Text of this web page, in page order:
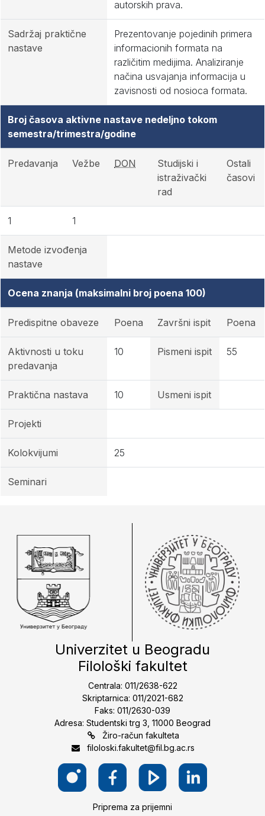
autorskih prava.
Sadržaj praktične
nastave
Prezentovanje pojedinih primera
informacionih formata na
različitim medijima. Analiziranje
načina usvajanja informacija u
zavisnosti od nosioca formata.
Broj časova aktivne nastave nedeljno tokom
semestra/trimestra/godine
Predavanja Vežbe DON
Studijski i
istraživački
rad
Ostali
časovi
1 1
Metode izvođenja
nastave
Ocena znanja (maksimalni broj poena 100)
Predispitne obaveze Poena Završni ispit Poena
Aktivnosti u toku
predavanja
10 Pismeni ispit 55
Praktična nastava 10 Usmeni ispit
Projekti
Kolokvijumi 25
Seminari
Univerzitet u Beogradu
Filološki fakultet
Centrala: 011/2638-622
Skriptarnica: 011/2021-682
Faks: 011/2630-039
Adresa: Studentski trg 3, 11000 Beograd
Žiro-račun fakulteta
filoloski.fakultet@fil.bg.ac.rs
Priprema za prijemni